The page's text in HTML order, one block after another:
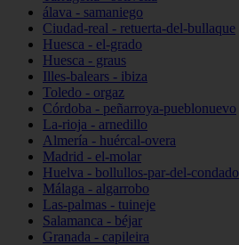
álava - samaniego
Ciudad-real - retuerta-del-bullaque
Huesca - el-grado
Huesca - graus
Illes-balears - ibiza
Toledo - orgaz
Córdoba - peñarroya-pueblonuevo
La-rioja - arnedillo
Almería - huércal-overa
Madrid - el-molar
Huelva - bollullos-par-del-condado
Málaga - algarrobo
Las-palmas - tuineje
Salamanca - béjar
Granada - capileira